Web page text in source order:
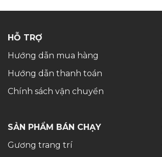
HỖ TRỢ
Hướng dẫn mua hàng
Hướng dẫn thanh toán
Chính sách vận chuyển
SẢN PHẨM BÁN CHẠY
Gương trang trí